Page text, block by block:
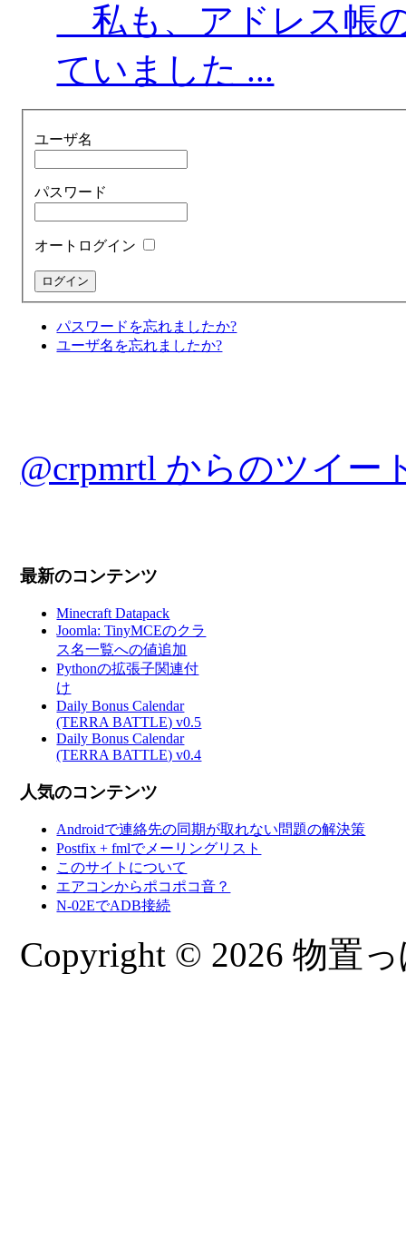
私も、アドレス帳
ていました ...
ユーザ名
パスワード
オートログイン
パスワードを忘れましたか?
ユーザ名を忘れましたか?
@crpmrtl からのツイー
最新のコンテンツ
Minecraft Datapack
Joomla: TinyMCEのクラ
ス名一覧への値追加
Pythonの拡張子関連付
け
Daily Bonus Calendar
(TERRA BATTLE) v0.5
Daily Bonus Calendar
(TERRA BATTLE) v0.4
人気のコンテンツ
Androidで連絡先の同期が取れない問題の解決策
Postfix + fmlでメーリングリスト
このサイトについて
エアコンからポコポコ音？
N-02EでADB接続
Copyright © 2026 物置